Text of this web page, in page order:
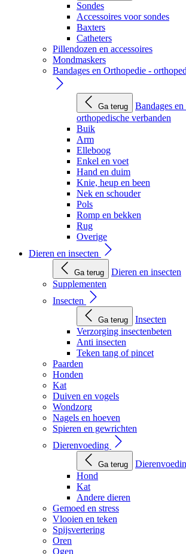
Sondes
Accessoires voor sondes
Baxters
Catheters
Pillendozen en accessoires
Mondmaskers
Bandages en Orthopedie -
Ga terug
Bandages
orthopedische verbanden
Buik
Arm
Elleboog
Enkel en voet
Hand en duim
Knie, heup en been
Nek en schouder
Pols
Romp en bekken
Rug
Overige
Dieren en insecten
Ga terug
Dieren en insecten
Supplementen
Insecten
Ga terug
Insecten
Verzorging insectenbeten
Anti insecten
Teken tang of pincet
Paarden
Honden
Kat
Duiven en vogels
Wondzorg
Nagels en hoeven
Spieren en gewrichten
Dierenvoeding
Ga terug
Hond
Kat
Andere dieren
Gemoed en stress
Vlooien en teken
Spijsvertering
Oren
Ogen